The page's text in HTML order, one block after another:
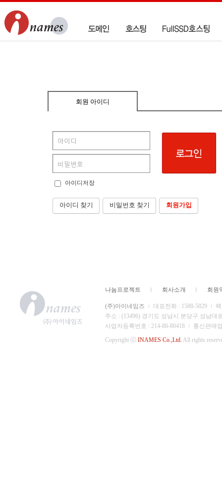
회원 아이디
아이디저장
아이디 찾기 비밀번호 찾기 회원가입
나눔프로젝트 회사소개 회원
(주)아이네임즈 대표전화 : 1588-5829
주소 : (13496) 경기도 성남시 분당구 성남대
사업자등록번호 : 214-86-80418
통신판매
Copyright ⓒ INAMES Co.,Ltd. All rights